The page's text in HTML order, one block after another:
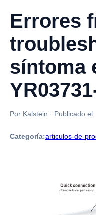
Errores
síntoma
Por Kalstein · Publicado el:
Categoría:articulos-de-